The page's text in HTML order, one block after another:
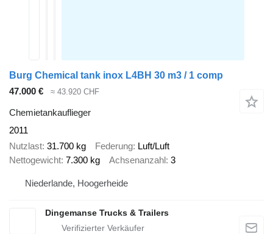
Burg Chemical tank inox L4BH 30 m3 / 1 comp
47.000 €
≈ 43.920 CHF
Chemietankauflieger
2011
Nutzlast 31.700 kg Federung Luft/Luft
Nettogewicht 7.300 kg Achsenanzahl 3
Niederlande, Hoogerheide
Dingemanse Trucks & Trailers